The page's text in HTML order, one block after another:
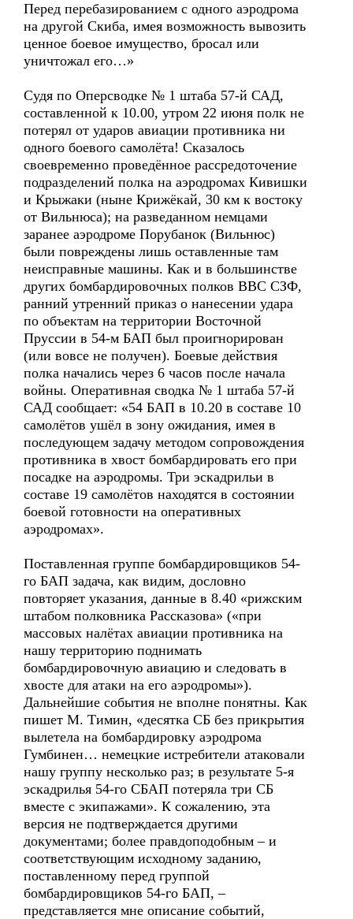
Перед перебазированием с одного аэродрома
на другой Скиба, имея возможность вывозить
ценное боевое имущество, бросал или
уничтожал его…»
Судя по Оперсводке № 1 штаба 57-й САД,
составленной к 10.00, утром 22 июня полк не
потерял от ударов авиации противника ни
одного боевого самолёта! Сказалось
своевременно проведённое рассредоточение
подразделений полка на аэродромах Кивишки
и Крыжаки (ныне Крижёкай, 30 км к востоку
от Вильнюса); на разведанном немцами
заранее аэродроме Порубанок (Вильнюс)
были повреждены лишь оставленные там
неисправные машины. Как и в большинстве
других бомбардировочных полков ВВС СЗФ,
ранний утренний приказ о нанесении удара
по объектам на территории Восточной
Пруссии в 54-м БАП был проигнорирован
(или вовсе не получен). Боевые действия
полка начались через 6 часов после начала
войны. Оперативная сводка № 1 штаба 57-й
САД сообщает: «54 БАП в 10.20 в составе 10
самолётов ушёл в зону ожидания, имея в
последующем задачу методом сопровождения
противника в хвост бомбардировать его при
посадке на аэродромы. Три эскадрильи в
составе 19 самолётов находятся в состоянии
боевой готовности на оперативных
аэродромах».
Поставленная группе бомбардировщиков 54-
го БАП задача, как видим, дословно
повторяет указания, данные в 8.40 «рижским
штабом полковника Рассказова» («при
массовых налётах авиации противника на
нашу территорию поднимать
бомбардировочную авиацию и следовать в
хвосте для атаки на его аэродромы»).
Дальнейшие события не вполне понятны. Как
пишет М. Тимин, «десятка СБ без прикрытия
вылетела на бомбардировку аэродрома
Гумбинен… немецкие истребители атаковали
нашу группу несколько раз; в результате 5-я
эскадрилья 54-го СБАП потеряла три СБ
вместе с экипажами». К сожалению, эта
версия не подтверждается другими
документами; более правдоподобным – и
соответствующим исходному заданию,
поставленному перед группой
бомбардировщиков 54-го БАП, –
представляется мне описание событий,